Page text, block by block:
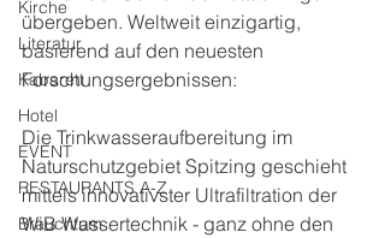
Kirche
Literatur
Kabarett
Hotel
EVENT
RESTAURANTS A-Z
Brauchtum
übergeben. Weltweit einzigartig,
basierend auf den neuesten
Forschungsergebnissen:
Die Trinkwasseraufbereitung im
Naturschutzgebiet Spitzing geschieht
mittels innovativster Ultrafiltration der
WiB Wassertechnik - ganz ohne den